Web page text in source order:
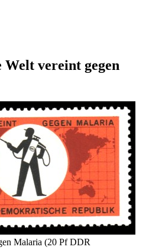
vereint gegen
Malaria (20 Pf DDR